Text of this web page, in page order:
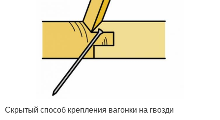
Скрытый способ крепления вагонки на гвозди